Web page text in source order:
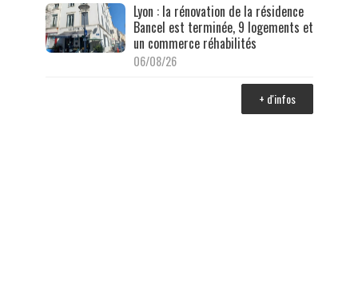
Lyon : la rénovation de la résidence
Bancel est terminée, 9 logements et
un commerce réhabilités
06/08/26
+ d'infos